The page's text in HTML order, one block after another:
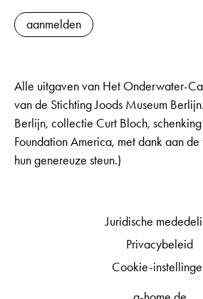
aanmelden
Alle uitgaven van Het Onderwater-
van de Stichting Joods Museum
Berlijn, collectie Curt Bloch,
Foundation America, met dank aan
hun genereuze steun.)
Juridische
Privacybeleid
Cookie-